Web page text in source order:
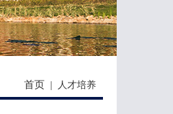
首页 人才培养